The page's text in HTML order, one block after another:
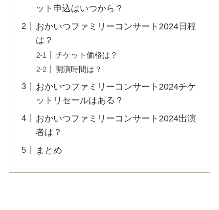
ット申込はいつから？
おかいつファミリーコンサート2024日程
は？
チケット価格は？
開演時間は？
おかいつファミリーコンサート2024チケ
ットリセールはある？
おかいつファミリーコンサート2024出演
者は？
まとめ